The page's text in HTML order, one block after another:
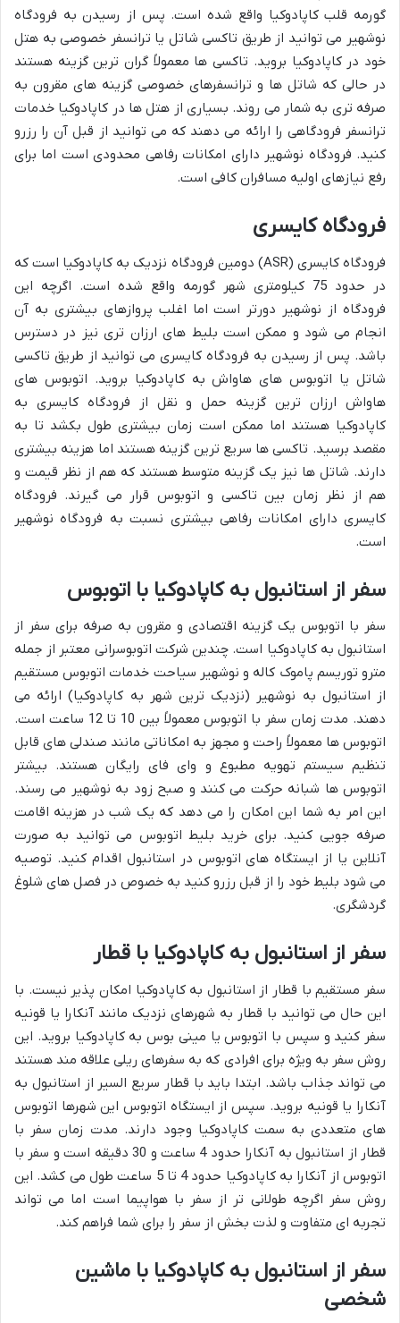
گورمه قلب کاپادوکیا واقع شده است. پس از رسیدن به فرودگاه
نوشهیر می توانید از طریق تاکسی شاتل یا ترانسفر خصوصی به هتل
خود در کاپادوکیا بروید. تاکسی ها معمولاً گران ترین گزینه هستند
در حالی که شاتل ها و ترانسفرهای خصوصی گزینه های مقرون به
صرفه تری به شمار می روند. بسیاری از هتل ها در کاپادوکیا خدمات
ترانسفر فرودگاهی را ارائه می دهند که می توانید از قبل آن را رزرو
کنید. فرودگاه نوشهیر دارای امکانات رفاهی محدودی است اما برای
رفع نیازهای اولیه مسافران کافی است.
فرودگاه کایسری
فرودگاه کایسری (ASR) دومین فرودگاه نزدیک به کاپادوکیا است که
در حدود 75 کیلومتری شهر گورمه واقع شده است. اگرچه این
فرودگاه از نوشهیر دورتر است اما اغلب پروازهای بیشتری به آن
انجام می شود و ممکن است بلیط های ارزان تری نیز در دسترس
باشد. پس از رسیدن به فرودگاه کایسری می توانید از طریق تاکسی
شاتل یا اتوبوس های هاواش به کاپادوکیا بروید. اتوبوس های
هاواش ارزان ترین گزینه حمل و نقل از فرودگاه کایسری به
کاپادوکیا هستند اما ممکن است زمان بیشتری طول بکشد تا به
مقصد برسید. تاکسی ها سریع ترین گزینه هستند اما هزینه بیشتری
دارند. شاتل ها نیز یک گزینه متوسط هستند که هم از نظر قیمت و
هم از نظر زمان بین تاکسی و اتوبوس قرار می گیرند. فرودگاه
کایسری دارای امکانات رفاهی بیشتری نسبت به فرودگاه نوشهیر
است.
سفر از استانبول به کاپادوکیا با اتوبوس
سفر با اتوبوس یک گزینه اقتصادی و مقرون به صرفه برای سفر از
استانبول به کاپادوکیا است. چندین شرکت اتوبوسرانی معتبر از جمله
مترو توریسم پاموک کاله و نوشهیر سیاحت خدمات اتوبوس مستقیم
از استانبول به نوشهیر (نزدیک ترین شهر به کاپادوکیا) ارائه می
دهند. مدت زمان سفر با اتوبوس معمولاً بین 10 تا 12 ساعت است.
اتوبوس ها معمولاً راحت و مجهز به امکاناتی مانند صندلی های قابل
تنظیم سیستم تهویه مطبوع و وای فای رایگان هستند. بیشتر
اتوبوس ها شبانه حرکت می کنند و صبح زود به نوشهیر می رسند.
این امر به شما این امکان را می دهد که یک شب در هزینه اقامت
صرفه جویی کنید. برای خرید بلیط اتوبوس می توانید به صورت
آنلاین یا از ایستگاه های اتوبوس در استانبول اقدام کنید. توصیه
می شود بلیط خود را از قبل رزرو کنید به خصوص در فصل های شلوغ
گردشگری.
سفر از استانبول به کاپادوکیا با قطار
سفر مستقیم با قطار از استانبول به کاپادوکیا امکان پذیر نیست. با
این حال می توانید با قطار به شهرهای نزدیک مانند آنکارا یا قونیه
سفر کنید و سپس با اتوبوس یا مینی بوس به کاپادوکیا بروید. این
روش سفر به ویژه برای افرادی که به سفرهای ریلی علاقه مند هستند
می تواند جذاب باشد. ابتدا باید با قطار سریع السیر از استانبول به
آنکارا یا قونیه بروید. سپس از ایستگاه اتوبوس این شهرها اتوبوس
های متعددی به سمت کاپادوکیا وجود دارند. مدت زمان سفر با
قطار از استانبول به آنکارا حدود 4 ساعت و 30 دقیقه است و سفر با
اتوبوس از آنکارا به کاپادوکیا حدود 4 تا 5 ساعت طول می کشد. این
روش سفر اگرچه طولانی تر از سفر با هواپیما است اما می تواند
تجربه ای متفاوت و لذت بخش از سفر را برای شما فراهم کند.
سفر از استانبول به کاپادوکیا با ماشین
شخصی